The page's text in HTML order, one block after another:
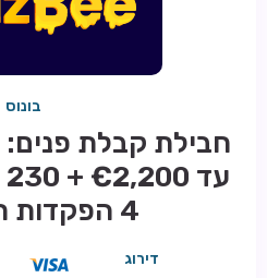
בונוס
4 הפקדות ראשונות
דירוג